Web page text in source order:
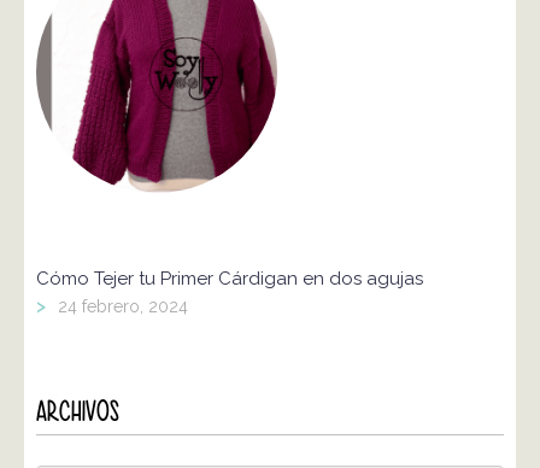
Cómo Tejer tu Primer Cárdigan en dos agujas
> 24 febrero, 2024
ARCHIVOS